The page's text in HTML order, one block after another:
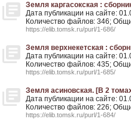
Земля каргасокская :
Дата публикации на сайте:
Количество файлов: 346;
https://elib.tomsk.ru/purl/1-686/
Земля верхнекетская :
Дата публикации на сайте:
Количество файлов: 435;
https://elib.tomsk.ru/purl/1-685/
Земля асиновская. [В 2
Дата публикации на сайте:
Количество файлов: 226;
https://elib.tomsk.ru/purl/1-684/